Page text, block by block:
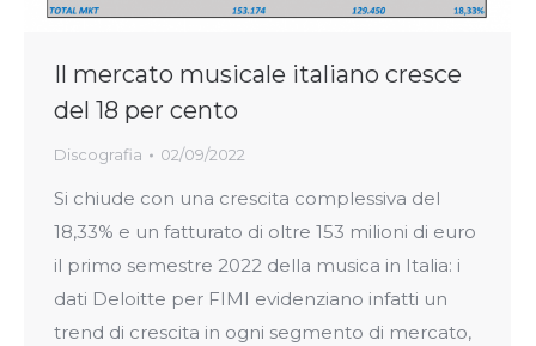
Il mercato musicale italiano cresce
del 18 per cento
Discografia 02/09/2022
Si chiude con una crescita complessiva del
18,33% e un fatturato di oltre 153 milioni di euro
il primo semestre 2022 della musica in Italia: i
dati Deloitte per FIMI evidenziano infatti un
trend di crescita in ogni segmento di mercato,